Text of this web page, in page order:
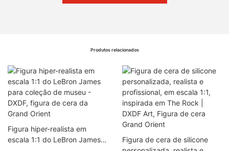
Produtos relacionados
Figura hiper-realista em
escala 1:1 do LeBron James
Figura de cera de silicone